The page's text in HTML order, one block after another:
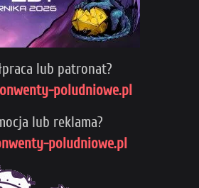
lub patronat?
poludniowe.pl
lub reklama?
poludniowe.pl